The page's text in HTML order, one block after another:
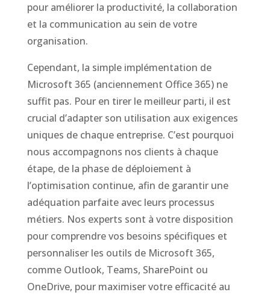
pour améliorer la productivité, la collaboration
et la communication au sein de votre
organisation.
Cependant, la simple implémentation de
Microsoft 365 (anciennement Office 365) ne
suffit pas. Pour en tirer le meilleur parti, il est
crucial d’adapter son utilisation aux exigences
uniques de chaque entreprise. C’est pourquoi
nous accompagnons nos clients à chaque
étape, de la phase de déploiement à
l’optimisation continue, afin de garantir une
adéquation parfaite avec leurs processus
métiers. Nos experts sont à votre disposition
pour comprendre vos besoins spécifiques et
personnaliser les outils de Microsoft 365,
comme Outlook, Teams, SharePoint ou
OneDrive, pour maximiser votre efficacité au